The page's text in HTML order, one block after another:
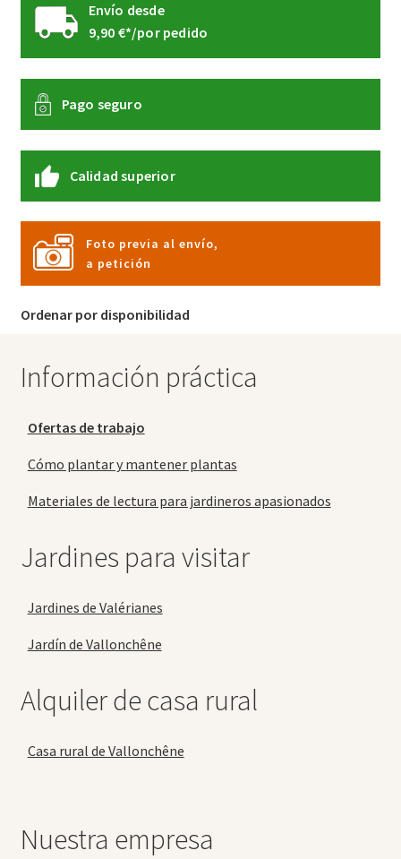
Envío desde
9,90 €*/por pedido
Pago seguro
Calidad superior
Foto previa al envío,
a petición
Ordenar por disponibilidad
Información práctica
Ofertas de trabajo
Cómo plantar y mantener plantas
Materiales de lectura para jardineros apasionados
Jardines para visitar
Jardines de Valérianes
Jardín de Vallonchêne
Alquiler de casa rural
Casa rural de Vallonchêne
Nuestra empresa